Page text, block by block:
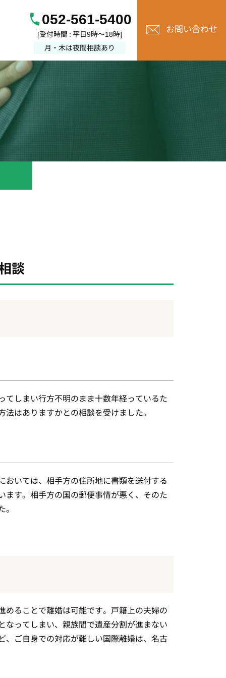
052-561-5400
[受付時間 : 平日9時～18時]
月・木は夜間相談あり
お問い合わせ
談
しまい行方不明のまま十数年経っているた
はありますかとの相談を受けました。
いては、相手方の住所地に書類を送付する
ます。相手方の国の郵便事情が悪く、そのた
ることで離婚は可能です。戸籍上の夫婦の
なってしまい、親族間で遺産分割が進まない
、ご自身での対応が難しい国際離婚は、名古